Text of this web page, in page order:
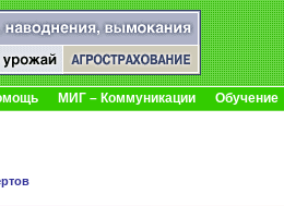
МИГ – Коммуникации Обучение